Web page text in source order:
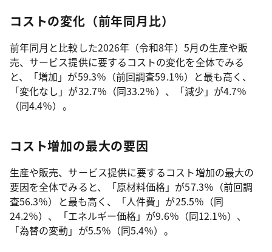
コストの変化（前年同月比）
前年同月と比較した2026年（令和8年）5月の生産や販
売、サービス提供に要するコストの変化を全体でみる
と、「増加」が59.3％（前回調査59.1％）と最も高く、
「変化なし」が32.7％（同33.2％）、「減少」が4.7％
（同4.4％）。
コスト増加の最大の要因
生産や販売、サービス提供に要するコスト増加の最大の
要因を全体でみると、「原材料価格」が57.3％（前回調
査56.3％）と最も高く、「人件費」が25.5％（同
24.2％）、「エネルギー価格」が9.6％（同12.1％）、
「為替の変動」が5.5％（同5.4％）。